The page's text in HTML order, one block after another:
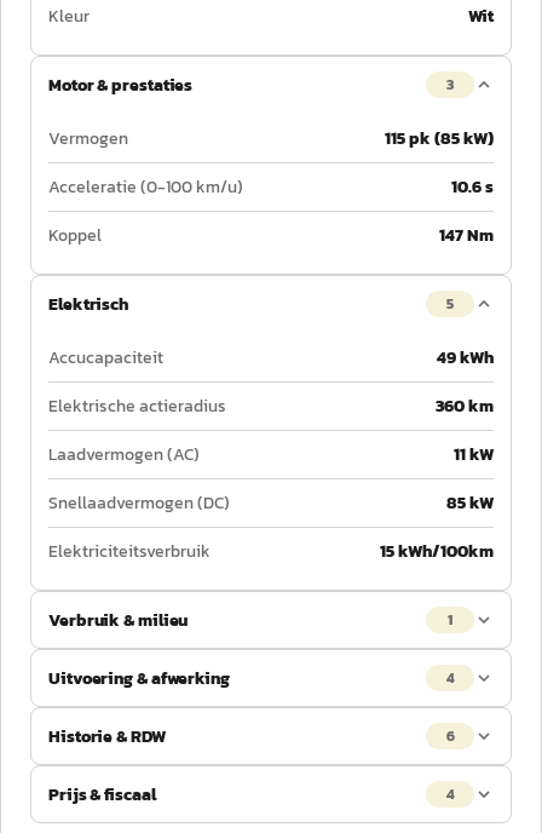
Kleur
Wit
Motor & prestaties 3
Vermogen
115 pk (85 kW)
Acceleratie (0-100 km/u)
10.6 s
Koppel
147 Nm
Elektrisch 5
Accucapaciteit
49 kWh
Elektrische actieradius
360 km
Laadvermogen (AC)
11 kW
Snellaadvermogen (DC)
85 kW
Elektriciteitsverbruik
15 kWh/100km
Verbruik & milieu 1
Uitvoering & afwerking 4
Historie & RDW 6
Prijs & fiscaal 4